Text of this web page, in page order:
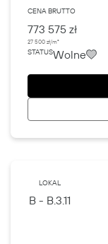
CENA BRUTTO
773 575 zł
27 500 zł/m²
STATUSWolne
LOKAL
B - B.3.11